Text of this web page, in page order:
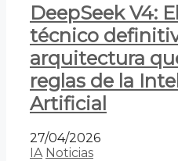
DeepSeek V4:
técnico
arquitectura
reglas de la
Artificial
27/04/2026
IA Noticias